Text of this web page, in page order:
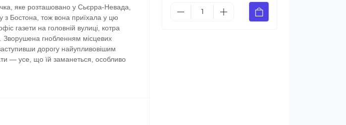
яке розташовано у Сьєрра-Невада,
з Бостона, тож вона приїхала у цю
газети на головній вулиці, котра
Зворушена гнобленням місцевих
дорогу найупливовішим
— усе, що їй заманеться, особливо